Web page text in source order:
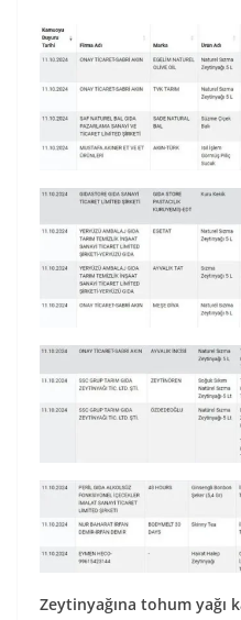
Zeytinyağına tohum yağı